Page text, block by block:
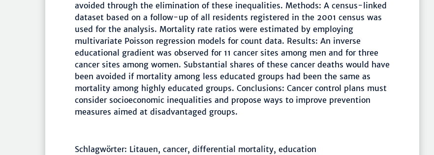
avoided through the elimination of these inequalities. Methods: A census-linked
dataset based on a follow-up of all residents registered in the 2001 census was
used for the analysis. Mortality rate ratios were estimated by employing
multivariate Poisson regression models for count data. Results: An inverse
educational gradient was observed for 11 cancer sites among men and for three
cancer sites among women. Substantial shares of these cancer deaths would have
been avoided if mortality among less educated groups had been the same as
mortality among highly educated groups. Conclusions: Cancer control plans must
consider socioeconomic inequalities and propose ways to improve prevention
measures aimed at disadvantaged groups.
Schlagwörter: Litauen, cancer, differential mortality, education